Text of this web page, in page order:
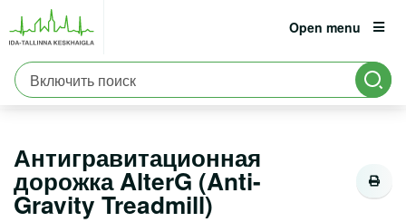
Open menu
est
Для украинских военных беженцев
Информация о вирусных заболеваниях
6661900
Главная
Антигравитационная дорожка AlterG (Anti-Gravity Treadmill)
Антигравитационная
дорожка AlterG (Anti-
Gravity Treadmill)